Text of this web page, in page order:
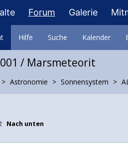
Forum Galerie
Hilfe Suche Kalender
/ Marsmeteorit
Astronomie Sonnensystem
Nach unten